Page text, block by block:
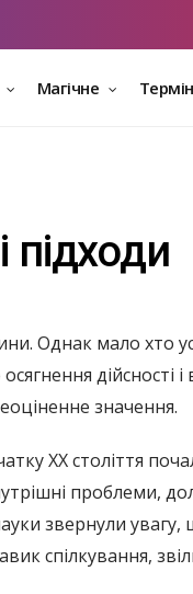
Магічне
підходи
Однак мало хто
дійсності і
значення.
XX століття
проблеми,
звернули увагу,
спілкування,